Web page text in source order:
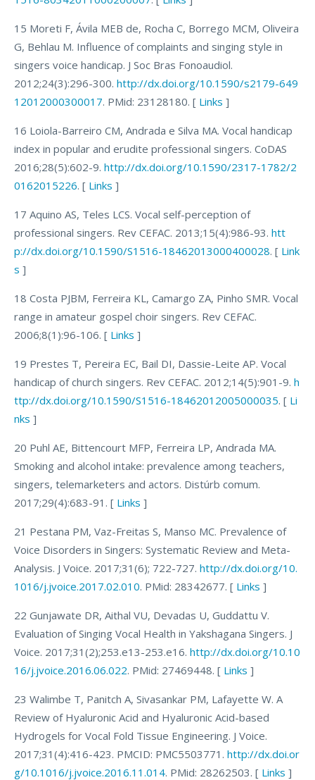
15 Moreti F, Ávila MEB de, Rocha C, Borrego MCM, Oliveira
G, Behlau M. Influence of complaints and singing style in
singers voice handicap. J Soc Bras Fonoaudiol.
2012;24(3):296-300. http://dx.doi.org/10.1590/s2179-649
12012000300017. PMid: 23128180. [ Links ]
16 Loiola-Barreiro CM, Andrada e Silva MA. Vocal handicap
index in popular and erudite professional singers. CoDAS
2016;28(5):602-9. http://dx.doi.org/10.1590/2317-1782/2
0162015226. [ Links ]
17 Aquino AS, Teles LCS. Vocal self-perception of
professional singers. Rev CEFAC. 2013;15(4):986-93. htt
p://dx.doi.org/10.1590/S1516-18462013000400028. [ Link
s ]
18 Costa PJBM, Ferreira KL, Camargo ZA, Pinho SMR. Vocal
range in amateur gospel choir singers. Rev CEFAC.
2006;8(1):96-106. [ Links ]
19 Prestes T, Pereira EC, Bail DI, Dassie-Leite AP. Vocal
handicap of church singers. Rev CEFAC. 2012;14(5):901-9. h
ttp://dx.doi.org/10.1590/S1516-18462012005000035. [ Li
nks ]
20 Puhl AE, Bittencourt MFP, Ferreira LP, Andrada MA.
Smoking and alcohol intake: prevalence among teachers,
singers, telemarketers and actors. Distúrb comum.
2017;29(4):683-91. [ Links ]
21 Pestana PM, Vaz-Freitas S, Manso MC. Prevalence of
Voice Disorders in Singers: Systematic Review and Meta-
Analysis. J Voice. 2017;31(6); 722-727. http://dx.doi.org/10.
1016/j.jvoice.2017.02.010. PMid: 28342677. [ Links ]
22 Gunjawate DR, Aithal VU, Devadas U, Guddattu V.
Evaluation of Singing Vocal Health in Yakshagana Singers. J
Voice. 2017;31(2);253.e13-253.e16. http://dx.doi.org/10.10
16/j.jvoice.2016.06.022. PMid: 27469448. [ Links ]
23 Walimbe T, Panitch A, Sivasankar PM, Lafayette W. A
Review of Hyaluronic Acid and Hyaluronic Acid-based
Hydrogels for Vocal Fold Tissue Engineering. J Voice.
2017;31(4):416-423. PMCID: PMC5503771. http://dx.doi.or
g/10.1016/j.jvoice.2016.11.014. PMid: 28262503. [ Links ]